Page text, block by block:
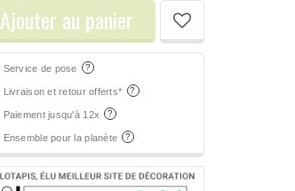
Ajouter au panier
Service de pose
Livraison et retour offerts*
Paiement jusqu'à 12x
Ensemble pour la planète